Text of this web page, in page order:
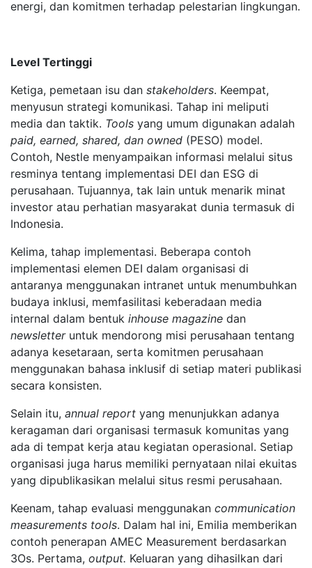
energi, dan komitmen terhadap pelestarian lingkungan.
Level Tertinggi
Ketiga, pemetaan isu dan stakeholders. Keempat,
menyusun strategi komunikasi. Tahap ini meliputi
media dan taktik. Tools yang umum digunakan adalah
paid, earned, shared, dan owned (PESO) model.
Contoh, Nestle menyampaikan informasi melalui situs
resminya tentang implementasi DEI dan ESG di
perusahaan. Tujuannya, tak lain untuk menarik minat
investor atau perhatian masyarakat dunia termasuk di
Indonesia.
Kelima, tahap implementasi. Beberapa contoh
implementasi elemen DEI dalam organisasi di
antaranya menggunakan intranet untuk menumbuhkan
budaya inklusi, memfasilitasi keberadaan media
internal dalam bentuk inhouse magazine dan
newsletteruntuk mendorong misi perusahaan tentang
adanya kesetaraan, serta komitmen perusahaan
menggunakan bahasa inklusif di setiap materi publikasi
secara konsisten.
Selain itu, annual report yang menunjukkan adanya
keragaman dari organisasi termasuk komunitas yang
ada di tempat kerja atau kegiatan operasional. Setiap
organisasi juga harus memiliki pernyataan nilai ekuitas
yang dipublikasikan melalui situs resmi perusahaan.
Keenam, tahap evaluasi menggunakan communication
measurements tools. Dalam hal ini, Emilia memberikan
contoh penerapan AMEC Measurement berdasarkan
3Os. Pertama, output. Keluaran yang dihasilkan dari